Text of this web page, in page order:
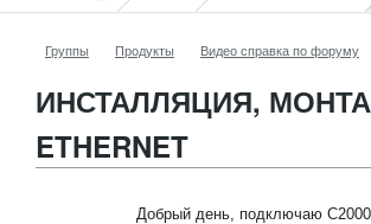
Группы Продукты Видео справка по форуму
ИНСТАЛЛЯЦИЯ,
ETHERNET
Добрый день, подключаю